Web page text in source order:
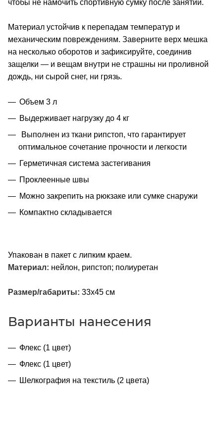
чтобы не намочить спортивную сумку после занятий.
Материал устойчив к перепадам температур и
механическим повреждениям. Заверните верх мешка
на несколько оборотов и зафиксируйте, соединив
защелки — и вещам внутри не страшны ни проливной
дождь, ни сырой снег, ни грязь.
Объем 3 л
Выдерживает нагрузку до 4 кг
Выполнен из ткани рипстоп, что гарантирует
оптимальное сочетание прочности и легкости
Герметичная система застегивания
Проклеенные швы
Можно закрепить на рюкзаке или сумке снаружи
Компактно складывается
Упакован в пакет с липким краем.
Материал: нейлон, рипстоп; полиуретан
Размер/габариты: 33х45 см
Варианты нанесения
Флекс (1 цвет)
Флекс (1 цвет)
Шелкография на текстиль (2 цвета)